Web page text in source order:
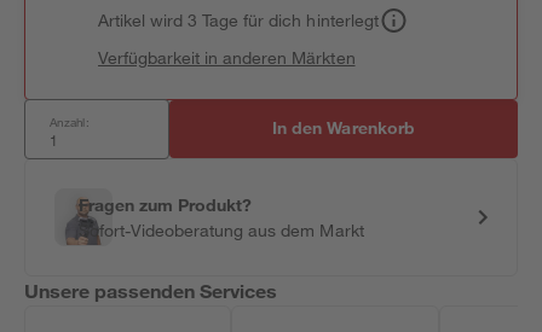
Artikel wird 3 Tage für dich hinterlegt
Verfügbarkeit in anderen Märkten
Anzahl: In den Warenkorb
Fragen zum Produkt?
Sofort-Videoberatung aus dem Markt
Unsere passenden Services